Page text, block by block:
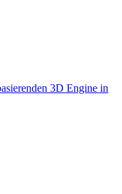
3D Engine in